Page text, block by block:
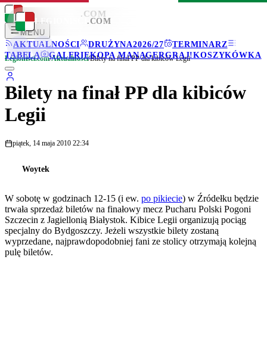
LEGIONISCI .COM
MENU
AKTUALNOŚCI
DRUŻYNA2026/27
TERMINARZ
TABELA
GALERIEKOPA MANAGERGRAJ!KOSZYKÓWKA
LEGIONISCI .COM
Legionisci.com/Aktualności/Bilety na finał PP dla kibiców Legii
Bilety na finał PP dla kibiców
Legii
piątek, 14 maja 2010 22:34
Woytek
W sobotę w godzinach 12-15 (i ew. po pikiecie) w Źródełku będzie
trwała sprzedaż biletów na finałowy mecz Pucharu Polski Pogoni
Szczecin z Jagiellonią Białystok. Kibice Legii organizują pociąg
specjalny do Bydgoszczy. Jeżeli wszystkie bilety zostaną
wyprzedane, najprawdopodobniej fani ze stolicy otrzymają kolejną
pulę biletów.